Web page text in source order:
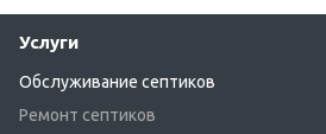
Услуги
Обслуживание септиков
Ремонт септиков